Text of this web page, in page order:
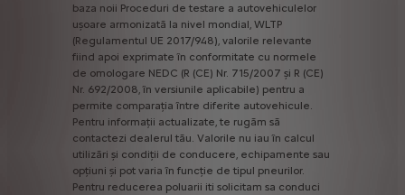
baza noii Proceduri de testare a autovehiculelor
ușoare armonizată la nivel mondial, WLTP
(Regulamentul UE 2017/948), valorile relevante
fiind apoi exprimate în conformitate cu normele
de omologare NEDC (R (CE) Nr. 715/2007 și R (CE)
Nr. 692/2008, în versiunile aplicabile) pentru a
permite comparația între diferite autovehicule.
Pentru informații actualizate, te rugăm să
contactezi dealerul tău. Valorile nu iau în calcul
utilizări și condiții de conducere, echipamente sau
opțiuni și pot varia în funcție de tipul pneurilor.
Pentru reducerea poluarii iti solicitam sa conduci